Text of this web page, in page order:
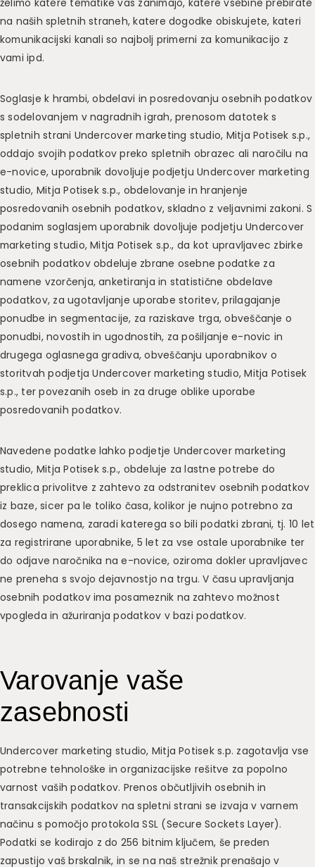
želimo katere tematike vas zanimajo, katere vsebine prebirate
na naših spletnih straneh, katere dogodke obiskujete, kateri
komunikacijski kanali so najbolj primerni za komunikacijo z
vami ipd.
Soglasje k hrambi, obdelavi in posredovanju osebnih podatkov
s sodelovanjem v nagradnih igrah, prenosom datotek s
spletnih strani Undercover marketing studio, Mitja Potisek s.p.,
oddajo svojih podatkov preko spletnih obrazec ali naročilu na
e-novice, uporabnik dovoljuje podjetju Undercover marketing
studio, Mitja Potisek s.p., obdelovanje in hranjenje
posredovanih osebnih podatkov, skladno z veljavnimi zakoni. S
podanim soglasjem uporabnik dovoljuje podjetju Undercover
marketing studio, Mitja Potisek s.p., da kot upravljavec zbirke
osebnih podatkov obdeluje zbrane osebne podatke za
namene vzorčenja, anketiranja in statistične obdelave
podatkov, za ugotavljanje uporabe storitev, prilagajanje
ponudbe in segmentacije, za raziskave trga, obveščanje o
ponudbi, novostih in ugodnostih, za pošiljanje e-novic in
drugega oglasnega gradiva, obveščanju uporabnikov o
storitvah podjetja Undercover marketing studio, Mitja Potisek
s.p., ter povezanih oseb in za druge oblike uporabe
posredovanih podatkov.
Navedene podatke lahko podjetje Undercover marketing
studio, Mitja Potisek s.p., obdeluje za lastne potrebe do
preklica privolitve z zahtevo za odstranitev osebnih podatkov
iz baze, sicer pa le toliko časa, kolikor je nujno potrebno za
dosego namena, zaradi katerega so bili podatki zbrani, tj. 10 let
za registrirane uporabnike, 5 let za vse ostale uporabnike ter
do odjave naročnika na e-novice, oziroma dokler upravljavec
ne preneha s svojo dejavnostjo na trgu. V času upravljanja
osebnih podatkov ima posameznik na zahtevo možnost
vpogleda in ažuriranja podatkov v bazi podatkov.
Varovanje vaše
zasebnosti
Undercover marketing studio, Mitja Potisek s.p. zagotavlja vse
potrebne tehnološke in organizacijske rešitve za popolno
varnost vaših podatkov. Prenos občutljivih osebnih in
transakcijskih podatkov na spletni strani se izvaja v varnem
načinu s pomočjo protokola SSL (Secure Sockets Layer).
Podatki se kodirajo z do 256 bitnim ključem, še preden
zapustijo vaš brskalnik, in se na naš strežnik prenašajo v